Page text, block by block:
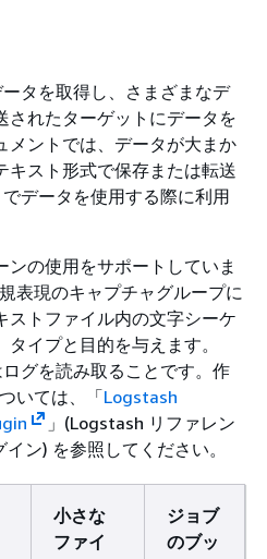
タを取得し、さまざまなデ
されたターゲットにデータを
メントでは、データが大まか
キスト形式で保存または転送
データを使用する際に利用
ンの使用をサポートしていま
表現のキャプチャグループに
ストファイル内の文字シーケ
イプと目的を与えます。
グを読み取ることです。作
いては、「Logstash
」(Logstash リファレン
ン) を参照してください。
小さな
ファイ
ジョブ
のブッ